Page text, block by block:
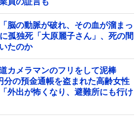
脳の動脈が破れ、その血が溜まっ
孤独死「大原麗子さん」、死の間
たのか
カメラマンのフリをして泥棒
の預金通帳を盗まれた高齢女性
外出が怖くなり、避難所にも行け